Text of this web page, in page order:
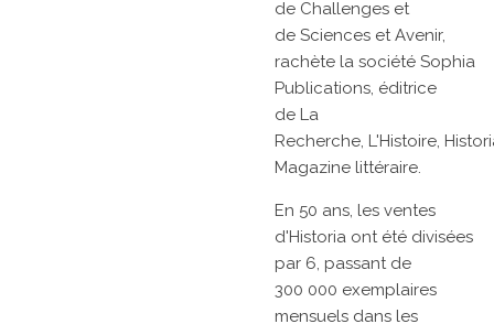
de Challenges et
de Sciences et Avenir,
rachète la société Sophia
Publications, éditrice
de La
Recherche, L'Histoire,
Magazine littéraire.
En 50 ans, les ventes
d'Historia ont été divisées
par 6, passant de
300 000 exemplaires
mensuels dans les